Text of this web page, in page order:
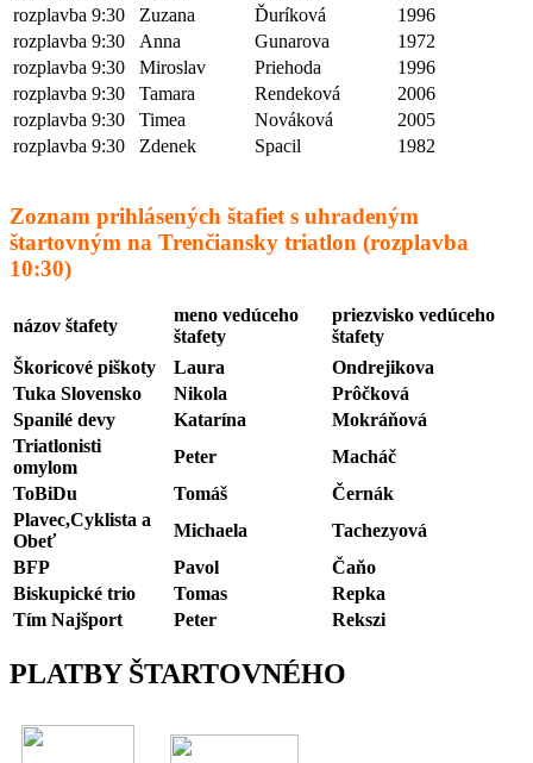
rozplavba 9:30
Zuzana Ďuríková
1996
rozplavba 9:30
Anna Gunarova
1972
rozplavba 9:30
Miroslav Priehoda
1996
rozplavba 9:30
Tamara Rendeková
2006
rozplavba 9:30
Timea Nováková
2005
rozplavba 9:30
Zdenek Spacil 1982
Zoznam prihlásených štafiet s uhradeným
štartovným na Trenčiansky triatlon (rozplavba
10:30)
názov štafety
meno vedúceho
štafety
priezvisko vedúceho
štafety
Škoricové piškoty
Laura
Ondrejikova
Tuka Slovensko
Nikola
Prôčková
Spanilé devy
Katarína
Mokráňová
Triatlonisti
omylom
Peter
Macháč
ToBiDu
Tomáš
Černák
Plavec,Cyklista a
Obeť
Michaela
Tachezyová
BFP
Pavol
Čaňo
Biskupické trio
Tomas
Repka
Tím Najšport
Peter Rekszi
PLATBY ŠTARTOVNÉHO